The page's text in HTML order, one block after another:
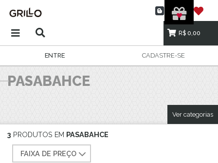
R$ 0,00
ENTRE CADASTRE-SE
PASABAHCE
Ver categorias
3 PRODUTOS EM PASABAHCE
FAIXA DE PREÇO